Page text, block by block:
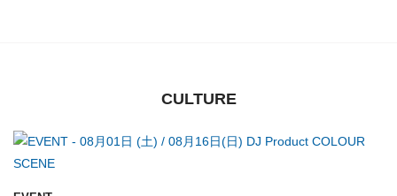
CULTURE